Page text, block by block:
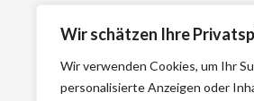
Wir schätzen Ihre
Wir verwenden Cookies, um Ihr
personalisierte Anzeigen oder